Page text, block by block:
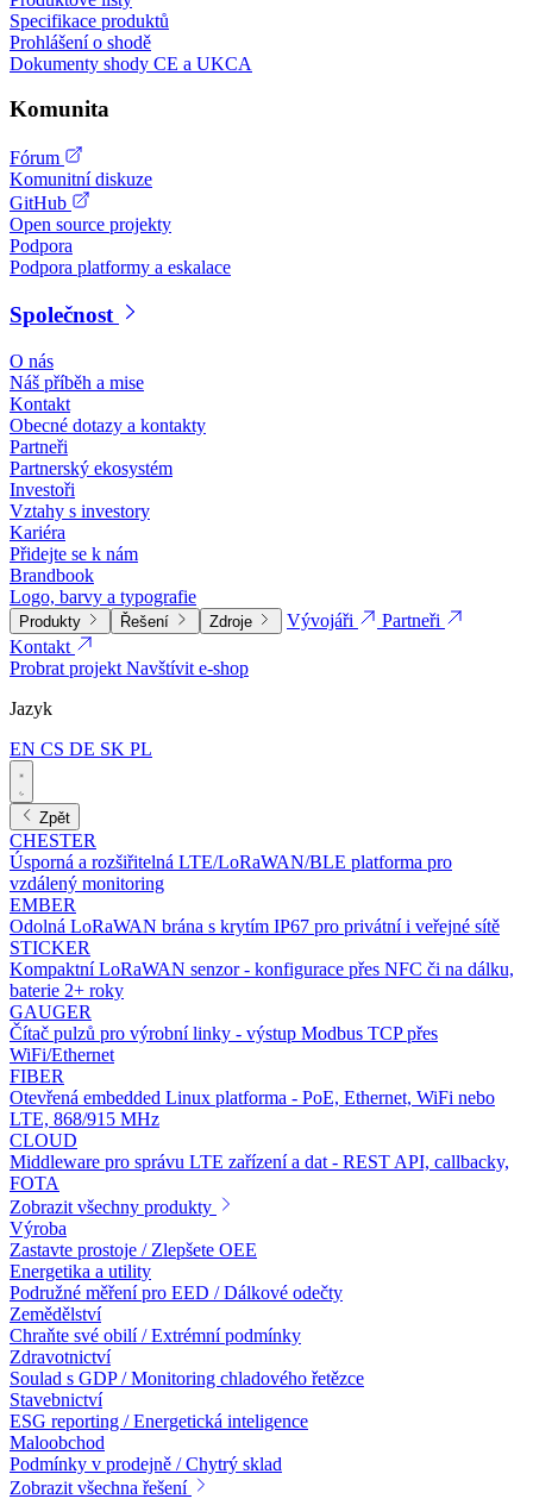
Specifikace produktů
Prohlášení o shodě
Dokumenty shody CE a UKCA
Komunita
Fórum
Komunitní diskuze
GitHub
Open source projekty
Podpora
Podpora platformy a eskalace
Společnost
O nás
Náš příběh a mise
Kontakt
Obecné dotazy a kontakty
Partneři
Partnerský ekosystém
Investoři
Vztahy s investory
Kariéra
Přidejte se k nám
Brandbook
Logo, barvy a typografie
Produkty Řešení Zdroje Vývojáři
Partneři
Kontakt
Probrat projektNavštívit e-shop
Jazyk
EN CS DE SK PL
Zpět
CHESTER
Úsporná a rozšiřitelná LTE/LoRaWAN/BLE platforma pro
vzdálený monitoring
EMBER
Odolná LoRaWAN brána s krytím IP67 pro privátní i veřejné sítě
STICKER
Kompaktní LoRaWAN senzor - konfigurace přes NFC či na dálku,
baterie 2+ roky
GAUGER
Čítač pulzů pro výrobní linky - výstup Modbus TCP přes
WiFi/Ethernet
FIBER
Otevřená embedded Linux platforma - PoE, Ethernet, WiFi nebo
LTE, 868/915 MHz
CLOUD
Middleware pro správu LTE zařízení a dat - REST API, callbacky,
FOTA
Zobrazit všechny produkty
Výroba
Zastavte prostoje / Zlepšete OEE
Energetika a utility
Podružné měření pro EED / Dálkové odečty
Zemědělství
Chraňte své obilí / Extrémní podmínky
Zdravotnictví
Soulad s GDP / Monitoring chladového řetězce
Stavebnictví
ESG reporting / Energetická inteligence
Maloobchod
Podmínky v prodejně / Chytrý sklad
Zobrazit všechna řešení